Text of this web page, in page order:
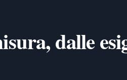
dalle